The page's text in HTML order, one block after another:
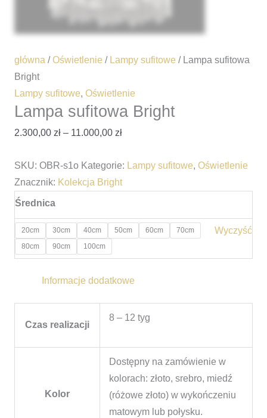
główna /Oświetlenie / Lampy sufitowe / Lampa sufitowa
Bright
Lampy sufitowe, Oświetlenie
Lampa sufitowa Bright
2.300,00 zł – 11.000,00 zł
SKU: OBR-s1o Kategorie: Lampy sufitowe, Oświetlenie
Znacznik: Kolekcja Bright
Średnica
20cm 30cm 40cm 50cm 60cm
70cm
80cm
90cm 100cm
Wyczyść
Informacje dodatkowe
Czas realizacji
8 – 12 tyg
Kolor
Dostępny na zamówienie w
kolorach: złoto, srebro, miedź
(różowe złoto) w wykończeniu
matowym lub połysku.